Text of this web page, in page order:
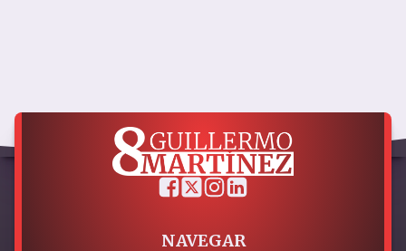
NAVEGAR